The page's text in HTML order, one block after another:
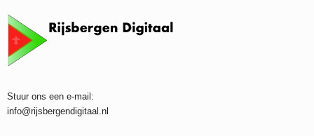
Stuur ons een e-mail:
info@rijsbergendigitaal.nl